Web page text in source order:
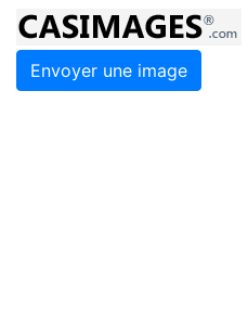
Envoyer une image